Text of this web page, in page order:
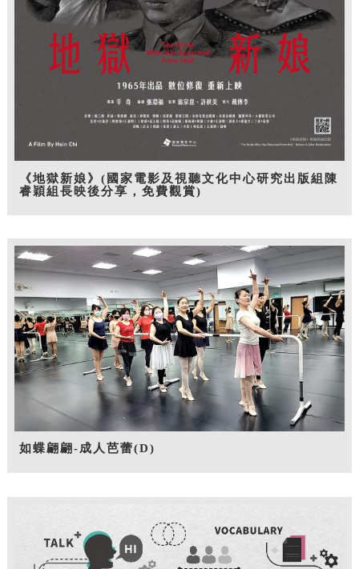
《地獄新娘》(國家電影及視聽文化中心研究出版組陳
睿穎組長映後分享，免費觀賞)
如蝶翩翩-成人芭蕾(D)